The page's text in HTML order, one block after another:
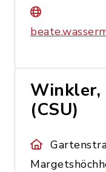
Winkler,
(CSU)